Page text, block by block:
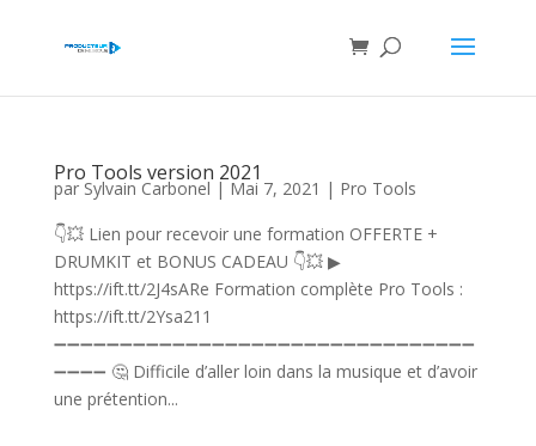
Pro Tools version 2021
par Sylvain Carbonel | Mai 7, 2021 | Pro Tools
👇💥 Lien pour recevoir une formation OFFERTE +
DRUMKIT et BONUS CADEAU 👇💥 ▶
https://ift.tt/2J4sARe Formation complète Pro Tools :
https://ift.tt/2Ysa211
➖➖➖➖➖➖➖➖➖➖➖➖➖➖➖➖➖➖➖➖➖➖➖➖➖➖➖➖➖➖➖➖
➖➖➖➖ 🤔 Difficile d’aller loin dans la musique et d’avoir
une prétention...